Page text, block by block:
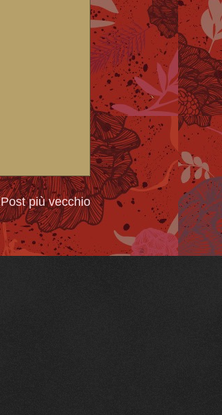
Post più vecchio